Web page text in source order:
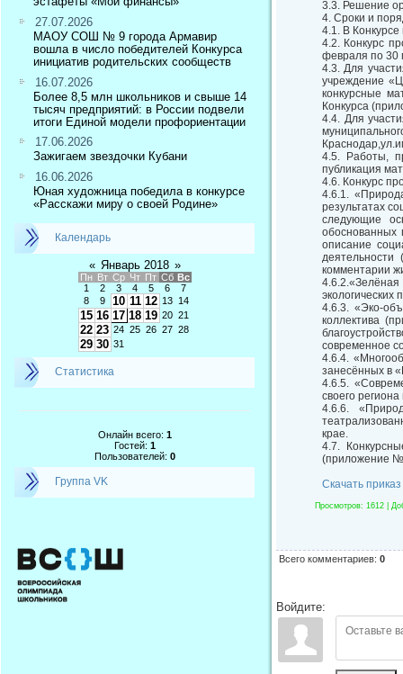
27.07.2026
МАОУ СОШ № 9 города Армавир
вошла в число победителей Конкурса
инициатив родительских сообществ
16.07.2026
Более 8,5 млн школьников и свыше 14
тысяч предприятий: в России подвели
итоги Единой модели профориентации
17.06.2026
Зажигаем звездочки Кубани
16.06.2026
Юная художница победила в конкурсе
«Расскажи миру о своей Родине»
Календарь
« Январь 2018 »
Пн Вт Ср Чт Пт Сб Вс
1
2 3 4 5 6
7
8
9 10 11 12 13 14
15 16 17 18 19 20 21
22 23 24 25 26 27 28
29 30 31
Статистика
Онлайн всего: 1
Гостей: 1
Пользователей: 0
Группа VK
3.3. Решение
4. Сроки и
4.1. В
4.2. Конкурс
февраля по 30
4.3. Для
учреждение
конкурсные
Конкурса
4.4. Для
4.5. Работы,
публикация
4.6. Конкурс
4.6.1.
результатах
следующие
обоснованных
описание
комментарии
экологических
4.6.3. «Эко-
коллектива
современное
4.6.4.
занесённых в
4.6.5.
своего
4.6.6.
крае.
4.7.
(приложение
Скачать
Просмотров: 1612 |
Всего комментариев: 0
Войдите: